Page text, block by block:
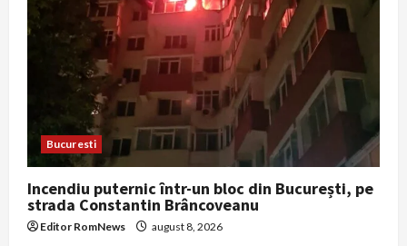
Bucuresti
Incendiu puternic într-un bloc din București, pe
strada Constantin Brâncoveanu
Editor RomNews august 8, 2026